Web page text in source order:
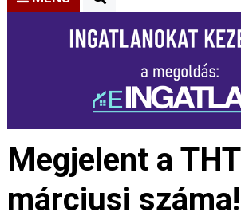
Megjelent a THT
márciusi száma!